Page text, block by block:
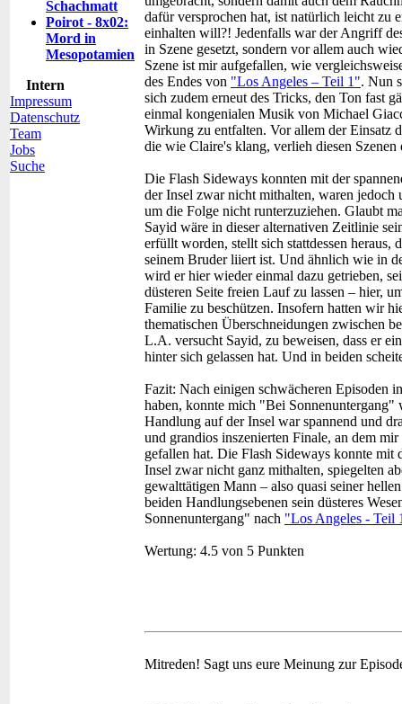
Schachmatt
Poirot - 8x02:
Mord in
Mesopotamien
Intern
Impressum
Datenschutz
Team
Jobs
Suche
dafür versprochen hat, ist natürlich leicht zu
einhalten will?! Jedenfalls war der Angriff
in Szene gesetzt, sondern vor allem auch
Szene ist mir aufgefallen, wie
des Endes von "Los Angeles – Teil 1". Nun
sich zudem erneut des Tricks, den Ton fast
einmal kongenialen Musik von Michael
Wirkung zu entfalten. Vor allem der Einsatz
die wie Claire's klang, verlieh diesen
Die Flash Sideways konnten mit der
der Insel zwar nicht mithalten, waren jedoch
um die Folge nicht runterzuziehen. Glaubt
Sayid wäre in dieser alternativen Zeitlinie
erfüllt worden, stellt sich stattdessen heraus,
seinem Bruder liiert ist. Und ähnlich wie in
wird er hier wieder einmal dazu getrieben,
düsteren Seite freien Lauf zu lassen – hier,
Familie zu beschützen. Insofern hatten wir
thematischen Überschneidungen zwischen
L.A. versucht Sayid, zu beweisen, dass er
hinter sich gelassen hat. Und in beiden
Fazit: Nach einigen schwächeren Episoden
haben, konnte mich "Bei Sonnenuntergang"
Handlung auf der Insel war spannend und
und grandios inszenierten Finale, an dem
gefallen hat. Die Flash Sideways konnte mit
Insel zwar nicht ganz mithalten, spiegelten
gewalttätigen Mann – also quasi seiner
beiden Handlungsebenen sein düsteres
Sonnenuntergang" nach "Los Angeles - Teil
Wertung: 4.5 von 5 Punkten
Mitreden! Sagt uns eure Meinung zur